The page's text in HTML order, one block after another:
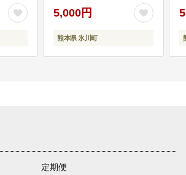
5,000円
熊本県 氷川町
定期便